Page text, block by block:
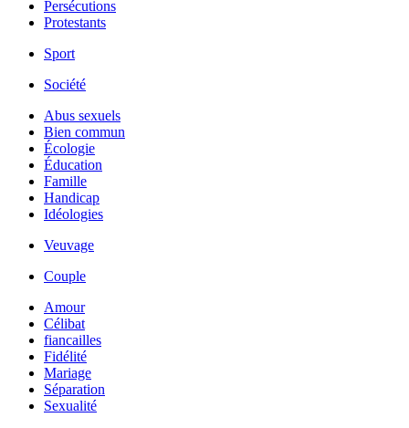
Persécutions
Protestants
Sport
Société
Abus sexuels
Bien commun
Écologie
Éducation
Famille
Handicap
Idéologies
Veuvage
Couple
Amour
Célibat
fiancailles
Fidélité
Mariage
Séparation
Sexualité